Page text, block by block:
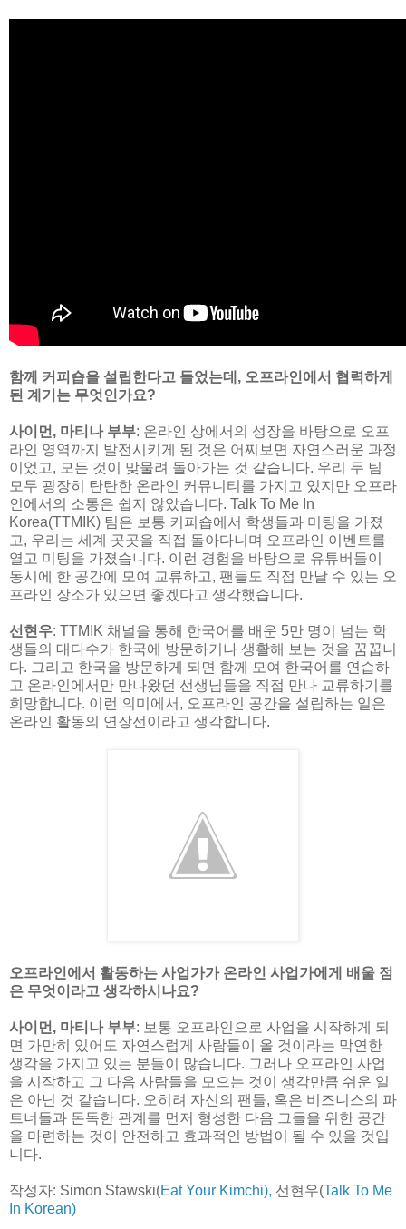
함께 커피숍을 설립한다고 들었는데, 오프라인에서 협력하게
된 계기는 무엇인가요?
사이먼, 마티나 부부: 온라인 상에서의 성장을 바탕으로 오프
라인 영역까지 발전시키게 된 것은 어찌보면 자연스러운 과정
이었고, 모든 것이 맞물려 돌아가는 것 같습니다. 우리 두 팀
모두 굉장히 탄탄한 온라인 커뮤니티를 가지고 있지만 오프라
인에서의 소통은 쉽지 않았습니다. Talk To Me In
Korea(TTMIK) 팀은 보통 커피숍에서 학생들과 미팅을 가졌
고, 우리는 세계 곳곳을 직접 돌아다니며 오프라인 이벤트를
열고 미팅을 가졌습니다. 이런 경험을 바탕으로 유튜버들이
동시에 한 공간에 모여 교류하고, 팬들도 직접 만날 수 있는 오
프라인 장소가 있으면 좋겠다고 생각했습니다.
선현우: TTMIK 채널을 통해 한국어를 배운 5만 명이 넘는 학
생들의 대다수가 한국에 방문하거나 생활해 보는 것을 꿈꿉니
다. 그리고 한국을 방문하게 되면 함께 모여 한국어를 연습하
고 온라인에서만 만나왔던 선생님들을 직접 만나 교류하기를
희망합니다. 이런 의미에서, 오프라인 공간을 설립하는 일은
온라인 활동의 연장선이라고 생각합니다.
오프라인에서 활동하는 사업가가 온라인 사업가에게 배울 점
은 무엇이라고 생각하시나요?
사이먼, 마티나 부부: 보통 오프라인으로 사업을 시작하게 되
면 가만히 있어도 자연스럽게 사람들이 올 것이라는 막연한
생각을 가지고 있는 분들이 많습니다. 그러나 오프라인 사업
을 시작하고 그 다음 사람들을 모으는 것이 생각만큼 쉬운 일
은 아닌 것 같습니다. 오히려 자신의 팬들, 혹은 비즈니스의 파
트너들과 돈독한 관계를 먼저 형성한 다음 그들을 위한 공간
을 마련하는 것이 안전하고 효과적인 방법이 될 수 있을 것입
니다.
작성자: Simon Stawski(Eat Your Kimchi), 선현우(Talk To Me
In Korean)